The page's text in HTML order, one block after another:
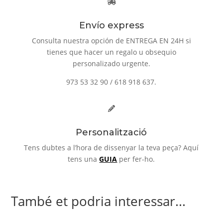
Envío express
Consulta nuestra opción de ENTREGA EN 24H si
tienes que hacer un regalo u obsequio
personalizado urgente.
973 53 32 90 / 618 918 637.
Personalització
Tens dubtes a l’hora de dissenyar la teva peça? Aquí
tens unaGUIA per fer-ho.
També et podria interessar...